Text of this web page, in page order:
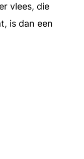
vlees, die
is dan een